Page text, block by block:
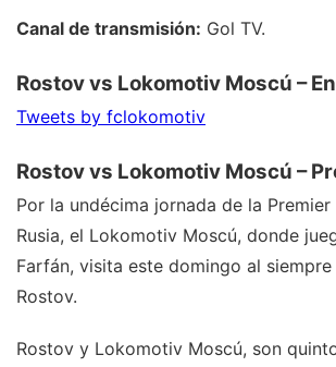
Canal de transmisión: Gol TV.
Rostov vs Lokomotiv Moscú –
Tweets by fclokomotiv
Rostov vs Lokomotiv Moscú –
Por la undécima jornada de la Premier
Rusia, el Lokomotiv Moscú, donde
Farfán, visita este domingo al
Rostov.
Rostov y Lokomotiv Moscú, son